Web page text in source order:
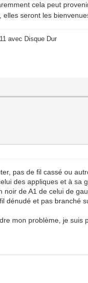
cela peut
seront les
avec Disque Dur
pas de fil cassé ou
des appliques et à sa
noir de A1 de celui de
dénudé et pas branché
mon problème, je suis